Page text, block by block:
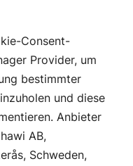
Consent-
Provider, um
bestimmter
und diese
Anbieter
AB,
Schweden,